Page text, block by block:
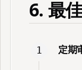
6. 最
定期